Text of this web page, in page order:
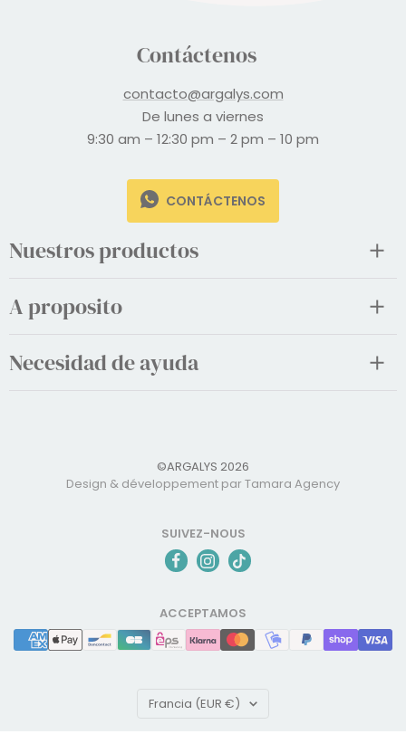
Contáctenos
contacto@argalys.com
De lunes a viernes
9:30 am – 12:30 pm – 2 pm – 10 pm
CONTÁCTENOS
Nuestros productos
A proposito
Necesidad de ayuda
©ARGALYS 2026
Design & développement par Tamara Agency
SUIVEZ-NOUS
ACCEPTAMOS
País/región
Francia (EUR €)